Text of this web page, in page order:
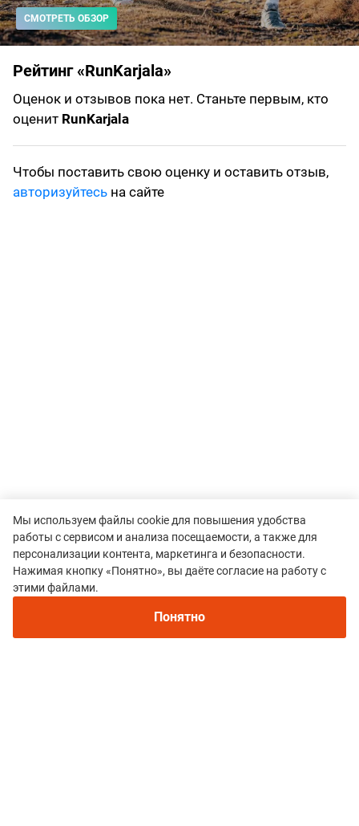
СМОТРЕТЬ ОБЗОР
Рейтинг «RunKarjala»
Оценок и отзывов пока нет. Станьте первым, кто
оценит RunKarjala
Чтобы поставить свою оценку и оставить отзыв,
авторизуйтесь на сайте
Рекомендуем
Непромокаемые кроссовки для бега зимой и
трейлраннинга 2026. Для города и
Мы используем файлы cookie для повышения удобства
работы с сервисом и анализа посещаемости, а также для
персонализации контента, маркетинга и безопасности.
Нажимая кнопку «Понятно», вы даёте согласие на работу с
этими файлами.
Понятно